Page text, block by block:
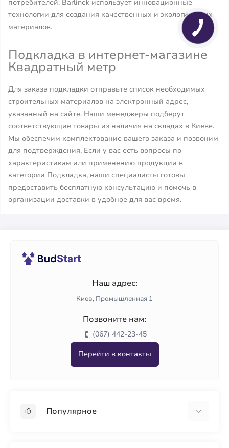
потребителей. Barlinek использует инновационные
технологии для создания качественных и экологических
материалов.
Подкладка в интернет-магазине
Квадратный метр
Для заказа подкладки отправьте список необходимых
строительных материалов на электронный адрес,
указанный на сайте. Наши менеджеры подберут
соответствующие товары из наличия на складах в Киеве.
Мы обеспечим комплектование вашего заказа и позвоним
для подтверждения. Если у вас есть вопросы по
характеристикам или применению продукции в
категории Подкладка, наши специалисты готовы
предоставить бесплатную консультацию и помочь в
организации доставки в удобное для вас время.
Наш адрес:
Киев, Промышленная 1
Позвоните нам:
(067) 442-23-45
Перейти в контакты
Популярное